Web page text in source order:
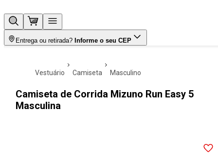
Entrega ou retirada? Informe o seu CEP
vestuário camiseta masculino
Camiseta de Corrida Mizuno Run Easy 5
Masculina